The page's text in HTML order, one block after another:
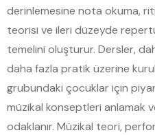
derinlemesine nota okuma,
teorisi ve ileri düzeyde
temelini oluşturur. Dersler,
daha fazla pratik üzerine
grubundaki çocuklar için
müzikal konseptleri anlamak
odaklanır. Müzikal teori,